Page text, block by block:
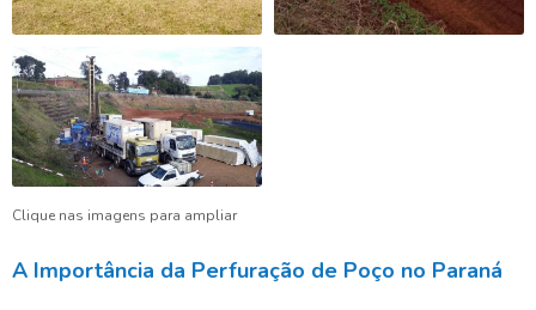
Clique nas imagens para ampliar
A Importância da Perfuração de Poço no Paraná